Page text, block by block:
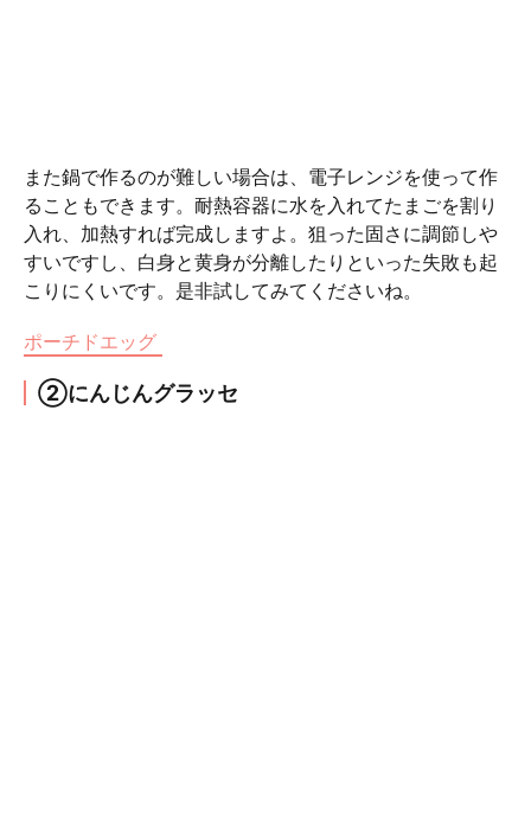
また鍋で作るのが難しい場合は、電子レンジを使って作
ることもできます。耐熱容器に水を入れてたまごを割り
入れ、加熱すれば完成しますよ。狙った固さに調節しや
すいですし、白身と黄身が分離したりといった失敗も起
こりにくいです。是非試してみてくださいね。
ポーチドエッグ
②にんじんグラッセ